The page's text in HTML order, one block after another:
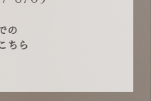
の
ちら